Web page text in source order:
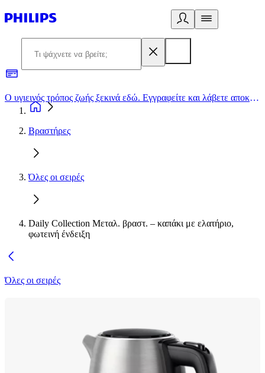
Ο υγιεινός τρόπος ζωής ξεκινά εδώ. Εγγραφείτε και λάβετε αποκλειστικές προσφορές
Βραστήρες
Όλες οι σειρές
Daily Collection Μεταλ. βραστ. – καπάκι με ελατήριο,
φωτεινή ένδειξη
Όλες οι σειρές